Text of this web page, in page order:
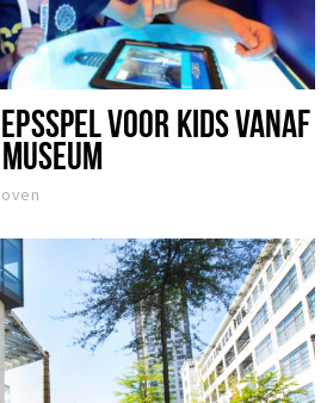
VOOR KIDS VANAF